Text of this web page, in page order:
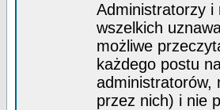
Administratorzy i
wszelkich
możliwe
każdego postu
administratorów,
przez nich) i nie